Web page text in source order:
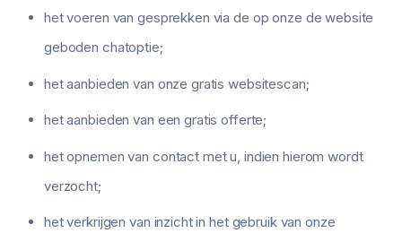
het voeren van gesprekken via de op onze de website
geboden chatoptie;
het aanbieden van onze gratis websitescan;
het aanbieden van een gratis offerte;
het opnemen van contact met u, indien hierom wordt
verzocht;
het verkrijgen van inzicht in het gebruik van onze